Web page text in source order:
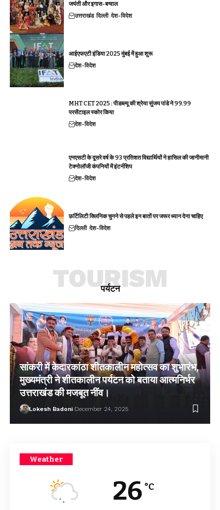
जयंती और इगास-बग्वाल
उत्तराखंड दिल्ली देश-विदेश
आईएफएटी इंडिया 2025 मुंबई में हुआ शुरू
देश-विदेश
MHT CET 2025 : पीडब्ल्यू की श्रेया सुंजय पांडे ने 99.99
परसेंटाइल स्कोर किया
देश-विदेश
एनएसटी के दूसरे वर्ष के 93 प्रतिशत विद्यार्थियों ने हासिल की जानीमानी
टेक्नोलॉजी कंपनियों में इंटर्नशिप
देश-विदेश
फ़र्टिलिटी क्लिनिक चुनने से पहले इन बातों पर जरूर ध्यान देना चाहिए
दिल्ली देश-विदेश
पर्यटन
TOURISM
सांकरी में केदारकांठा शीतकालीन महोत्सव का शुभारंभ,
मुख्यमंत्री ने शीतकालीन पर्यटन को बताया आत्मनिर्भर
उत्तराखंड की मजबूत नींव।
Lokesh Badoni December 24, 2025
Weather
26 °C